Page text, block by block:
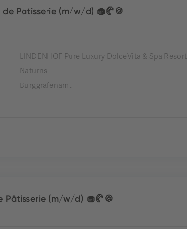
de Patisserie (m/w/d) 🧁🥐🍪
LINDENHOF Pure Luxury DolceVita & Spa Resort
Naturns
Burggrafenamt
Pâtisserie (m/w/d) 🧁🥐🍪